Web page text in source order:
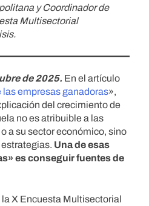
y Coordinador de
Multisectorial
de 2025. En el artículo
las empresas ganadoras»,
del crecimiento de
no es atribuible a las
a su sector económico, sino
Una de esas
esconseguir fuentes de
X Encuesta Multisectorial